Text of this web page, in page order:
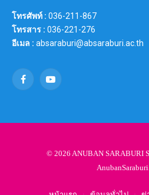
โทรศัพท์ : 036-211-867
โทรสาร : 036-221-276
อีเมล : absaraburi@absaraburi.ac.th
FacebookYouTube
© 2026 ANUBAN SARABURI